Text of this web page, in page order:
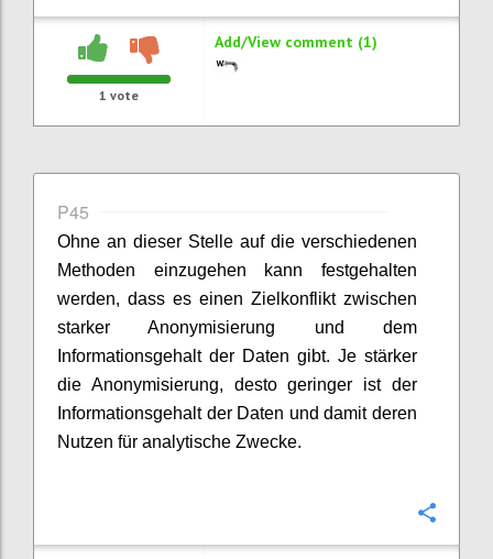
1 vote
Add/View comment (1)
P45
Ohne an dieser Stelle auf die verschiedenen
Methoden einzugehen kann festgehalten
werden, dass es einen Zielkonflikt zwischen
starker Anonymisierung und dem
Informationsgehalt der Daten gibt. Je stärker
die Anonymisierung, desto geringer ist der
Informationsgehalt der Daten und damit deren
Nutzen für analytische Zwecke.